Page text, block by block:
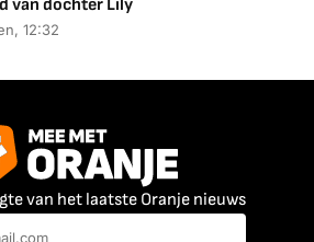
van dochter Lily
12:32
van het laatste Oranje nieuws